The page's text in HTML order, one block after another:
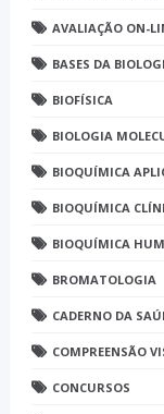
AVALIAÇÃO ON-
BASES DA
BIOFÍSICA
BIOLOGIA
BIOQUÍMICA
BIOQUÍMICA
BIOQUÍMICA
BROMATOLOGIA
CADERNO DA
COMPREENSÃO
CONCURSOS